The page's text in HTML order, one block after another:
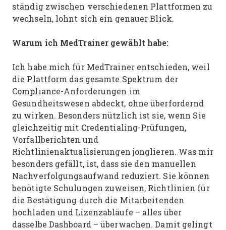
ständig zwischen verschiedenen Plattformen zu
wechseln, lohnt sich ein genauer Blick.
Warum ich MedTrainer gewählt habe:
Ich habe mich für MedTrainer entschieden, weil
die Plattform das gesamte Spektrum der
Compliance-Anforderungen im
Gesundheitswesen abdeckt, ohne überfordernd
zu wirken. Besonders nützlich ist sie, wenn Sie
gleichzeitig mit Credentialing-Prüfungen,
Vorfallberichten und
Richtlinienaktualisierungen jonglieren. Was mir
besonders gefällt, ist, dass sie den manuellen
Nachverfolgungsaufwand reduziert. Sie können
benötigte Schulungen zuweisen, Richtlinien für
die Bestätigung durch die Mitarbeitenden
hochladen und Lizenzabläufe – alles über
dasselbe Dashboard – überwachen. Damit gelingt